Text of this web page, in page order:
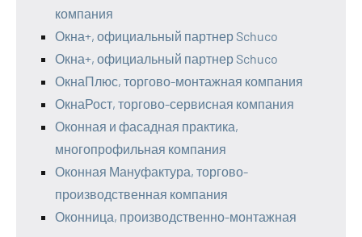
компания
Окна+, официальный партнер Schuco
Окна+, официальный партнер Schuco
ОкнаПлюс, торгово-монтажная компания
ОкнаРост, торгово-сервисная компания
Оконная и фасадная практика,
многопрофильная компания
Оконная Мануфактура, торгово-
производственная компания
Оконница, производственно-монтажная